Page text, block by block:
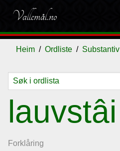
Vallemål.no
Heim Ordliste Substantiv
lauvstâi
Forklåring
Ordliste
Om
vallemålet